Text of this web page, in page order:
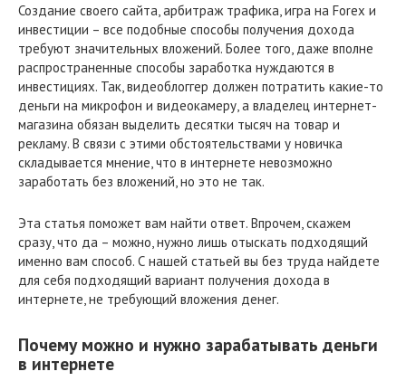
Создание своего сайта, арбитраж трафика, игра на Forex и
инвестиции – все подобные способы получения дохода
требуют значительных вложений. Более того, даже вполне
распространенные способы заработка нуждаются в
инвестициях. Так, видеоблоггер должен потратить какие-то
деньги на микрофон и видеокамеру, а владелец интернет-
магазина обязан выделить десятки тысяч на товар и
рекламу. В связи с этими обстоятельствами у новичка
складывается мнение, что в интернете невозможно
заработать без вложений, но это не так.
Эта статья поможет вам найти ответ. Впрочем, скажем
сразу, что да – можно, нужно лишь отыскать подходящий
именно вам способ. С нашей статьей вы без труда найдете
для себя подходящий вариант получения дохода в
интернете, не требующий вложения денег.
Почему можно и нужно зарабатывать деньги
в интернете